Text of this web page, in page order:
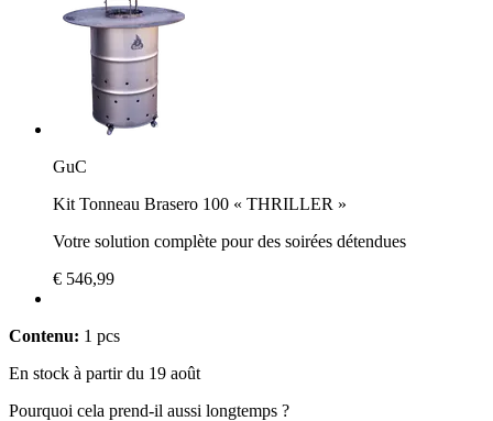
GuC
Kit Tonneau Brasero 100 « THRILLER »
Votre solution complète pour des soirées détendues
€ 546,99
Contenu: 1 pcs
En stock à partir du 19 août
Pourquoi cela prend-il aussi longtemps ?